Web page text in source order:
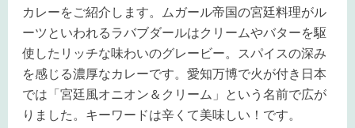
カレーをご紹介します。ムガール帝国の宮廷料理がル
ーツといわれるラバブダールはクリームやバターを駆
使したリッチな味わいのグレービー。スパイスの深み
を感じる濃厚なカレーです。愛知万博で火が付き日本
では「 宮廷風オニオン＆クリーム」という名前で広が
りました。キーワードは辛くて美味しい！です。